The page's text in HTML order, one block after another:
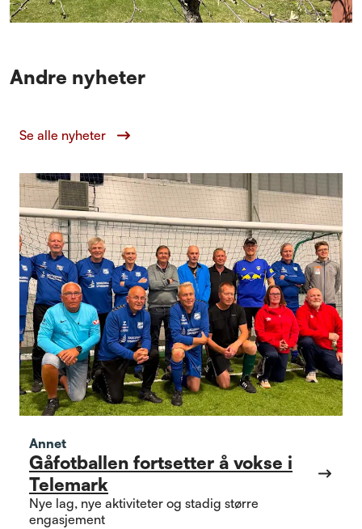
Andre nyheter
Se alle nyheter
Annet
Gåfotballen fortsetter å vokse i
Telemark
Nye lag, nye aktiviteter og stadig større
engasjement